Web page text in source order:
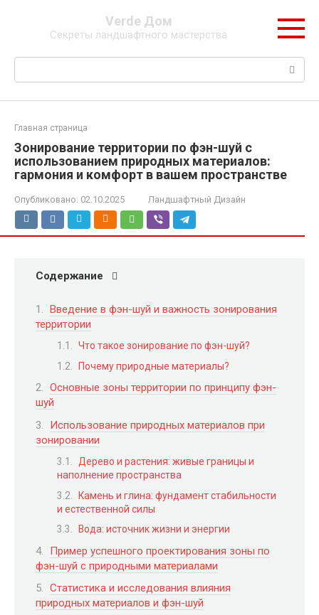
Verde Дом
Секреты ландшафтного мастерства
Поиск:
Главная страница
Зонирование территории по фэн-шуй с
использованием природных материалов:
гармония и комфорт в вашем пространстве
Опубликовано: 02.10.2025 Ландшафтный Дизайн
Содержание
Введение в фэн-шуй и важность зонирования
территории
Что такое зонирование по фэн-шуй?
Почему природные материалы?
Основные зоны территории по принципу фэн-
шуй
Использование природных материалов при
зонировании
Дерево и растения: живые границы и
наполнение пространства
Камень и глина: фундамент стабильности
и естественной силы
Вода: источник жизни и энергии
Пример успешного проектирования зоны по
фэн-шуй с природными материалами
Статистика и исследования влияния
природных материалов и фэн-шуй